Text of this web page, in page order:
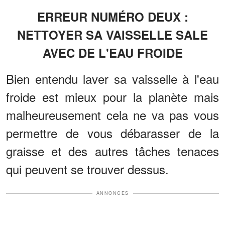
ERREUR NUMÉRO DEUX :
NETTOYER SA VAISSELLE SALE
AVEC DE L'EAU FROIDE
Bien entendu laver sa vaisselle à l'eau
froide est mieux pour la planète mais
malheureusement cela ne va pas vous
permettre de vous débarasser de la
graisse et des autres tâches tenaces
qui peuvent se trouver dessus.
ANNONCES